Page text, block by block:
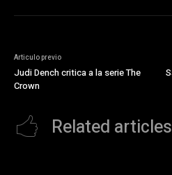
Articulo previo
Judi Dench critica a la serie The
Crown
Related articles